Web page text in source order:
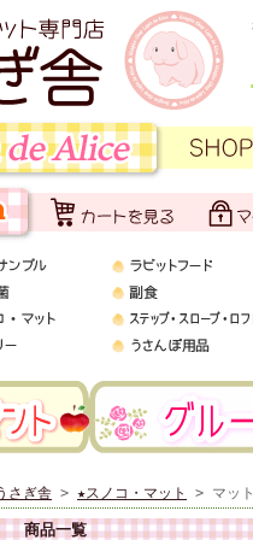
さぎ舎 > ★スノコ・マット > マット
商品一覧